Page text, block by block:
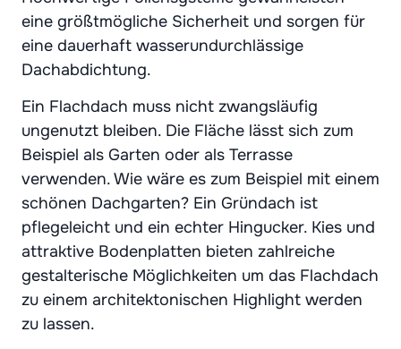
eine größtmögliche Sicherheit und sorgen für
eine dauerhaft wasserundurchlässige
Dachabdichtung.
Ein Flachdach muss nicht zwangsläufig
ungenutzt bleiben. Die Fläche lässt sich zum
Beispiel als Garten oder als Terrasse
verwenden. Wie wäre es zum Beispiel mit einem
schönen Dachgarten? Ein Gründach ist
pflegeleicht und ein echter Hingucker. Kies und
attraktive Bodenplatten bieten zahlreiche
gestalterische Möglichkeiten um das Flachdach
zu einem architektonischen Highlight werden
zu lassen.